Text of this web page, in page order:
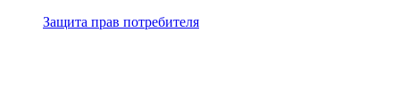
Защита прав потребителя